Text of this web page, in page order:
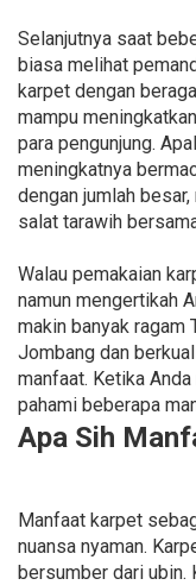
Selanjutnya saat
biasa melihat
karpet dengan
mampu
para pengunjung.
meningkatnya
dengan jumlah
salat tarawih
Walau pemakaian
namun mengertikah
makin banyak ragam
Jombang dan
manfaat. Ketika
pahami beberapa
Apa Sih
Manfaat karpet
nuansa nyaman.
bersumber dari ubin.